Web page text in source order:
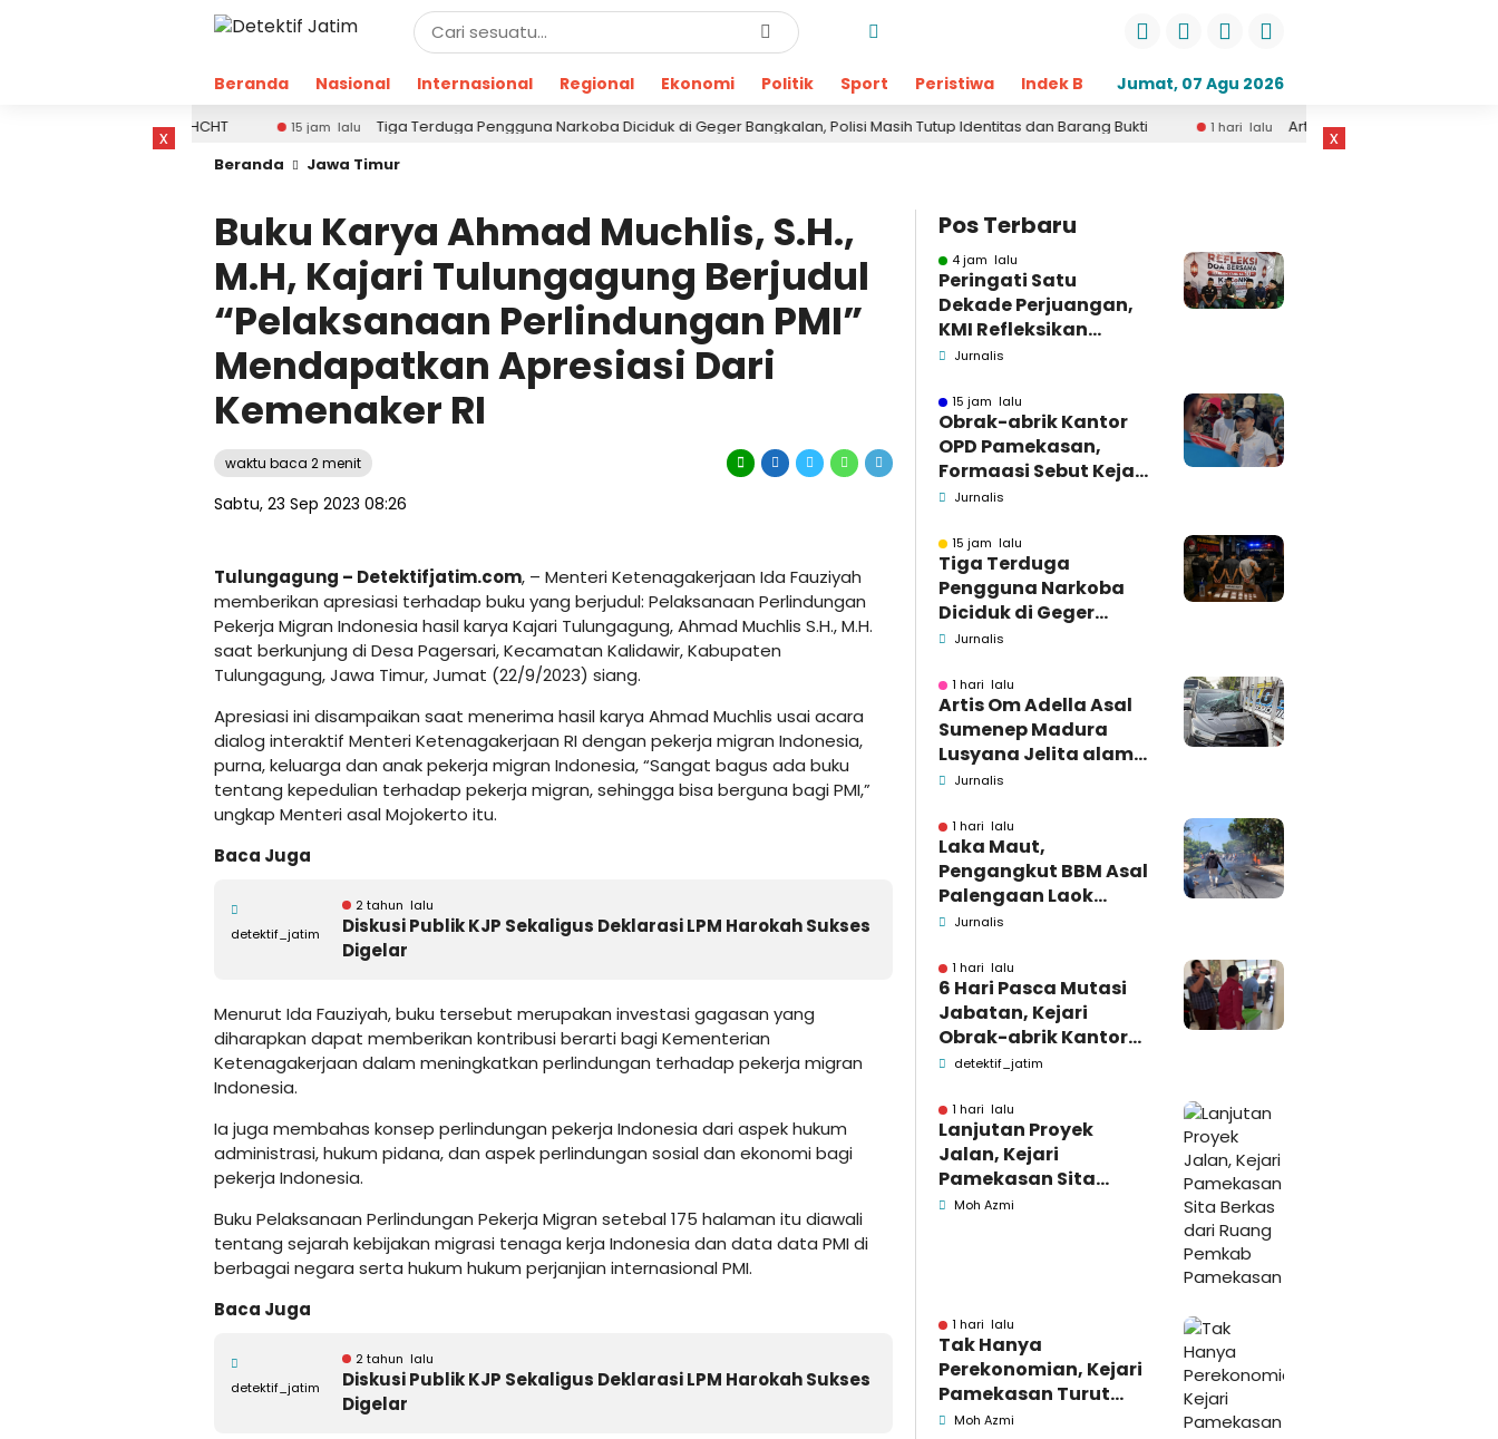
Beranda Nasional Internasional Regional Ekonomi Politik Sport Peristiwa Indek Berita Opini Daerah
Jumat, 07 Agu 2026
x 15 jam lalu Tiga Terduga Pengguna Narkoba Diciduk di Geger Bangkalan, Polisi Masih Tutup Identitas dan Barang Bukti 1 hari lalu
Artis Om Adella Asal Sumenep Madura
Beranda
Jawa Timur
Buku Karya Ahmad Muchlis, S.H.,
M.H, Kajari Tulungagung Berjudul
“Pelaksanaan Perlindungan PMI”
Mendapatkan Apresiasi Dari
Kemenaker RI
waktu baca 2 menit
Sabtu, 23 Sep 2023 08:26
Tulungagung – Detektifjatim.com, – Menteri Ketenagakerjaan Ida Fauziyah
memberikan apresiasi terhadap buku yang berjudul: Pelaksanaan Perlindungan
Pekerja Migran Indonesia hasil karya Kajari Tulungagung, Ahmad Muchlis S.H., M.H.
saat berkunjung di Desa Pagersari, Kecamatan Kalidawir, Kabupaten
Tulungagung, Jawa Timur, Jumat (22/9/2023) siang.
Apresiasi ini disampaikan saat menerima hasil karya Ahmad Muchlis usai acara
dialog interaktif Menteri Ketenagakerjaan RI dengan pekerja migran Indonesia,
purna, keluarga dan anak pekerja migran Indonesia, “Sangat bagus ada buku
tentang kepedulian terhadap pekerja migran, sehingga bisa berguna bagi PMI,”
ungkap Menteri asal Mojokerto itu.
Baca Juga
2 tahun lalu
Diskusi Publik KJP Sekaligus Deklarasi LPM Harokah Sukses
Digelar
detektif_jatim
Menurut Ida Fauziyah, buku tersebut merupakan investasi gagasan yang
diharapkan dapat memberikan kontribusi berarti bagi Kementerian
Ketenagakerjaan dalam meningkatkan perlindungan terhadap pekerja migran
Indonesia.
Ia juga membahas konsep perlindungan pekerja Indonesia dari aspek hukum
administrasi, hukum pidana, dan aspek perlindungan sosial dan ekonomi bagi
pekerja Indonesia.
Buku Pelaksanaan Perlindungan Pekerja Migran setebal 175 halaman itu diawali
tentang sejarah kebijakan migrasi tenaga kerja Indonesia dan data data PMI di
berbagai negara serta hukum hukum perjanjian internasional PMI.
Baca Juga
2 tahun lalu
Diskusi Publik KJP Sekaligus Deklarasi LPM Harokah Sukses
Digelar
detektif_jatim
Pos Terbaru
4 jam lalu
Peringati Satu
Dekade Perjuangan,
KMI Refleksikan
Kontribusi untuk
Jurnalis
15 jam lalu
Obrak-abrik Kantor
OPD Pamekasan,
Formaasi Sebut Kejari
Pamekasan
Jurnalis
15 jam lalu
Tiga Terduga
Pengguna Narkoba
Diciduk di Geger
Bangkalan, Polisi
dan Barang Bukti
Jurnalis
1 hari lalu
Artis Om Adella Asal
Sumenep Madura
Lusyana Jelita alami
kecelakaan di
Jurnalis
1 hari lalu
Laka Maut,
Pengangkut BBM Asal
Palengaan Laok
Pamekasan
Jurnalis
1 hari lalu
6 Hari Pasca Mutasi
Jabatan, Kejari
Obrak-abrik Kantor
OPD Pemkab
detektif_jatim
1 hari lalu
Lanjutan Proyek
Jalan, Kejari
Pamekasan Sita
Berkas dari Ruang
Moh Azmi
1 hari lalu
Tak Hanya
Perekonomian, Kejari
Pamekasan Turut
Geledah Ruang
Moh Azmi
x